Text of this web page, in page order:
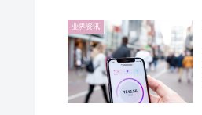
业界资讯